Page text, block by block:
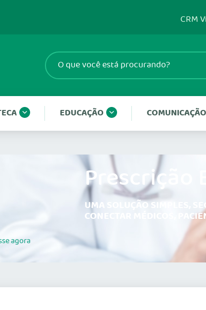
CRM
EDUCAÇÃO COMUNICAÇÃO
agora
Prescrição
UMA SOLUÇÃO SIMPLES,
CONECTAR MÉDICOS,